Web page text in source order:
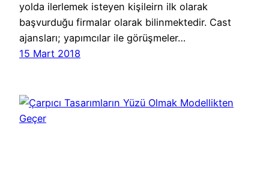
yolda ilerlemek isteyen kişileirn ilk olarak
başvurduğu firmalar olarak bilinmektedir. Cast
ajansları; yapımcılar ile görüşmeler…
15 Mart 2018